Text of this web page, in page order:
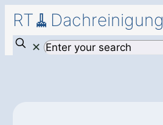
RT🧹Dachreinigung
✕